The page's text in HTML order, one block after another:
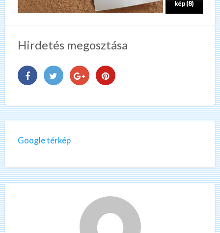
kép (8)
Hirdetés megosztása
Google térkép